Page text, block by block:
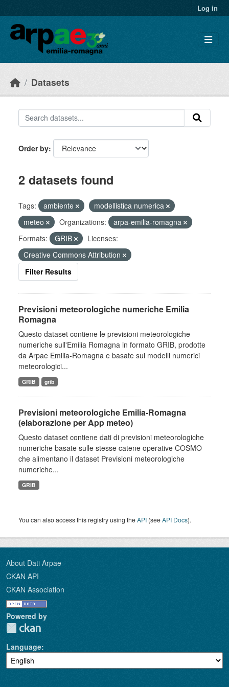
Log in
Datasets
Order by
2 datasets found
Tags: ambiente
modellistica numerica
meteo
Organizations:
arpa-emilia-romagna
Formats:
GRIB
Licenses:
Creative Commons Attribution
Filter Results
Previsioni meteorologiche numeriche Emilia
Romagna
Questo dataset contiene le previsioni meteorologiche
numeriche sull'Emilia Romagna in formato GRIB, prodotte
da Arpae Emilia-Romagna e basate sui modelli numerici
meteorologici...
GRIB grib
Previsioni meteorologiche Emilia-Romagna
(elaborazione per App meteo)
Questo dataset contiene dati di previsioni meteorologiche
numeriche basate sulle stesse catene operative COSMO
che alimentano il dataset Previsioni meteorologiche
numeriche...
GRIB
You can also access this registry using theAPI (seeAPI Docs).
About Dati Arpae
CKAN API
CKAN Association
Powered by
Language